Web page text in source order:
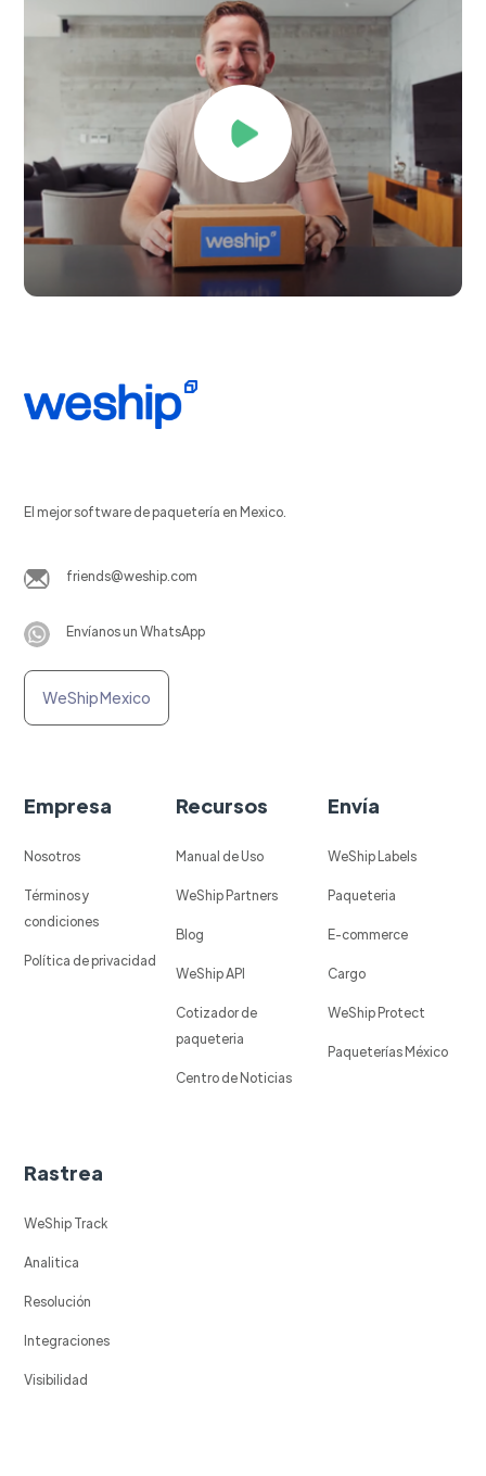
El mejor software de paquetería en Mexico.
friends@weship.com
Envíanos un WhatsApp
WeShip Mexico
Empresa
Nosotros
Términos y
condiciones
Política de privacidad
Recursos
Manual de Uso
WeShip Partners
Blog
WeShip API
Cotizador de
paqueteria
Centro de Noticias
Envía
WeShip Labels
Paqueteria
E-commerce
Cargo
WeShip Protect
Paqueterías México
Rastrea
WeShip Track
Analitica
Resolución
Integraciones
Visibilidad